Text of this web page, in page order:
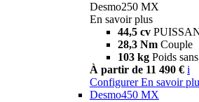
Desmo250 MX
En savoir plus
44,5 cv
28,3 Nm Couple
103 kg Poids
À partir de 11 490 € i
Configurer En savoir
Desmo450 MX